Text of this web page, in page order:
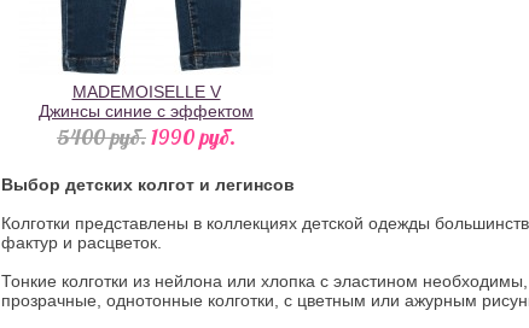
MADEMOISELLE V
Джинсы синие с эффектом
потертости и поясом-резинкой
5400 pуб.1990 pуб.
Выбор детских колгот и легинсов
Колготки представлены в коллекциях детской одежды
фактур и расцветок.
Тонкие колготки из нейлона или хлопка с эластином
прозрачные, однотонные колготки, с цветным или ажурным